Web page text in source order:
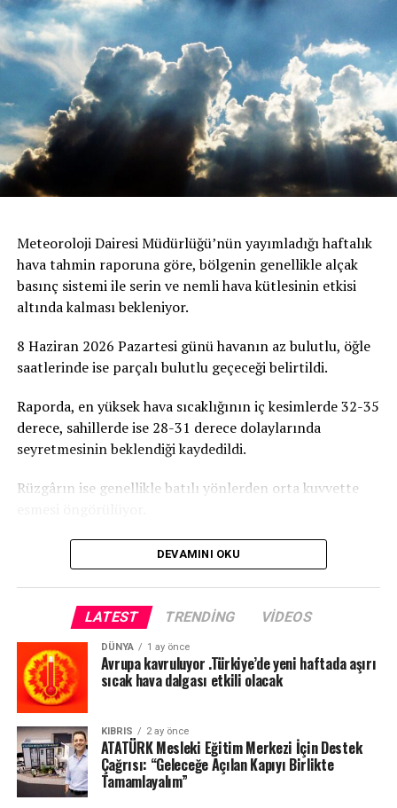
Birçok Meslek Dalında Eğitim Verilecek
Tamamlanmasının ardından ATATÜRK Mesleki Eğitim
Merkezi’nde terzilik, ayakkabıcılık, kaynakçılık,
tesisatçılık, robotik kodlama, oto elektrik, oto kaporta,
kuaförlük ve berberlik gibi birçok alanda mesleki eğitim
verilmesi planlanıyor. Merkezin, KKTC’nin mesleki
eğitim altyapısına önemli katkılar sağlaması ve
gençlerin istihdam olanaklarını artırması hedefleniyor.
Meteoroloji Dairesi Müdürlüğü’nün yayımladığı haftalık
hava tahmin raporuna göre, bölgenin genellikle alçak
basınç sistemi ile serin ve nemli hava kütlesinin etkisi
altında kalması bekleniyor.
8 Haziran 2026 Pazartesi günü havanın az bulutlu, öğle
saatlerinde ise parçalı bulutlu geçeceği belirtildi.
Raporda, en yüksek hava sıcaklığının iç kesimlerde 32-35
derece, sahillerde ise 28-31 derece dolaylarında
seyretmesinin beklendiği kaydedildi.
Rüzgârın ise genellikle batılı yönlerden orta kuvvette
DEVAMINI OKU
LATEST TRENDING VIDEOS
DÜNYA 1 ay önce
Avrupa kavruluyor .Türkiye’de yeni haftada aşırı
sıcak hava dalgası etkili olacak
KIBRIS 2 ay önce
ATATÜRK Mesleki Eğitim Merkezi İçin Destek
Çağrısı: “Geleceğe Açılan Kapıyı Birlikte
Tamamlayalım”